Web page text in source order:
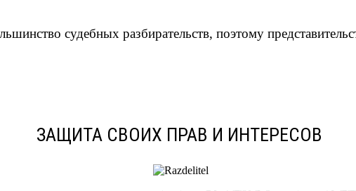
судебных разбирательств, поэтому
ЗАЩИТА СВОИХ ПРАВ И ИНТЕРЕСОВ